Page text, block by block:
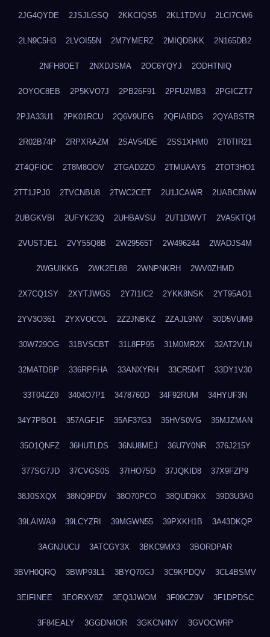
2JG4QYDE 2JSJLGSQ 2KKCIQS5 2KL1TDVU 2LCI7CW6
2LN9C5H3 2LVOI55N 2M7YMERZ 2MIQDBKK 2N165DB2
2NFH8OET 2NXDJSMA 2OC6YQYJ 2ODHTNIQ
2OYOC8EB 2P5KVO7J 2PB26F91 2PFU2MB3 2PGICZT7
2PJA33U1 2PK01RCU 2Q6V9UEG 2QFIABDG 2QYABSTR
2R02B74P 2RPXRAZM 2SAV54DE 2SS1XHM0 2T0TIR21
2T4QFIOC 2T8M8OOV 2TGAD2ZO 2TMUAAY5 2TOT3HO1
2TT1JPJ0 2TVCNBU8 2TWC2CET 2U1JCAWR 2UABCBNW
2UBGKVBI 2UFYK23Q 2UHBAVSU 2UT1DWVT 2VA5KTQ4
2VUSTJE1 2VY55Q8B 2W29565T 2W496244 2WADJS4M
2WGUIKKG 2WK2EL88 2WNPNKRH 2WV0ZHMD
2X7CQ1SY 2XYTJWGS 2Y7I1IC2 2YKK8NSK 2YT95AO1
2YV3O361 2YXVOCOL 2Z2JNBKZ 2ZAJL9NV 30D5VUM9
30W729OG 31BVSCBT 31L8FP95 31M0MR2X 32AT2VLN
32MATDBP 336RPFHA 33ANXYRH 33CR504T 33DY1V30
33T04ZZ0 3404O7P1 3478760D 34F92RUM 34HYUF3N
34Y7PBO1 357AGF1F 35AF37G3 35HVS0VG 35MJZMAN
35O1QNFZ 36HUTLDS 36NU8MEJ 36U7Y0NR 376J215Y
377SG7JD 37CVGS0S 37IHO75D 37JQKID8 37X9FZP9
38J0SXQX 38NQ9PDV 38O70PCO 38QUD9KX 39D3U3A0
39LAIWA9 39LCYZRI 39MGWN55 39PXKH1B 3A43DKQP
3AGNJUCU 3ATCGY3X 3BKC9MX3 3BORDPAR
3BVH0QRQ 3BWP93L1 3BYQ70GJ 3C9KPDQV 3CL4BSMV
3EIFINEE 3EORXV8Z 3EQ3JWOM 3F09CZ9V 3F1DPDSC
3F84EALY 3GGDN4OR 3GKCN4NY 3GVOCWRP